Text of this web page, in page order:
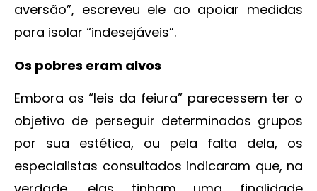
aversão”, escreveu ele ao apoiar medidas
para isolar “indesejáveis”.
Os pobres eram alvos
Embora as “leis da feiura” parecessem ter o
objetivo de perseguir determinados grupos
por sua estética, ou pela falta dela, os
especialistas consultados indicaram que, na